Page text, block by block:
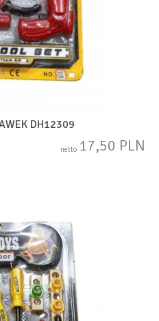
DH12309
netto 17,50 PLN